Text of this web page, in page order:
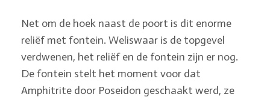
Net om de hoek naast de poort is dit enorme
reliëf met fontein. Weliswaar is de topgevel
verdwenen, het reliëf en de fontein zijn er nog.
De fontein stelt het moment voor dat
Amphitrite door Poseidon geschaakt werd, ze